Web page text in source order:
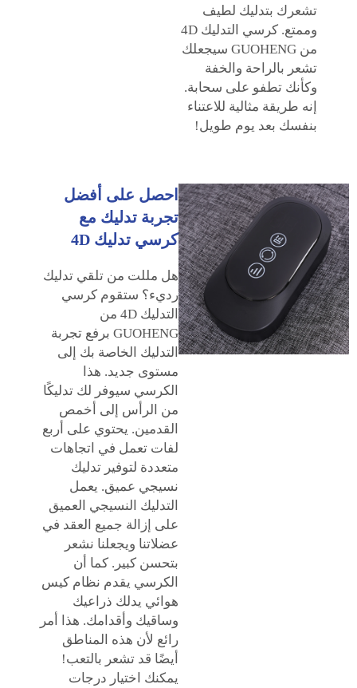
تشعرك بتدليك لطيف
وممتع. كرسي التدليك 4D
من GUOHENG سيجعلك
تشعر بالراحة والخفة
وكأنك تطفو على سحابة.
إنه طريقة مثالية للاعتناء
بنفسك بعد يوم طويل!
احصل على أفضل
تجربة تدليك مع
كرسي تدليك 4D
هل مللت من تلقي تدليك
رديء؟ ستقوم كرسي
التدليك 4D من
GUOHENG برفع تجربة
التدليك الخاصة بك إلى
مستوى جديد. هذا
الكرسي سيوفر لك تدليكًا
من الرأس إلى أخمص
القدمين. يحتوي على أربع
لفات تعمل في اتجاهات
متعددة لتوفير تدليك
نسيجي عميق. يعمل
التدليك النسيجي العميق
على إزالة جميع العقد في
عضلاتنا ويجعلنا نشعر
بتحسن كبير. كما أن
الكرسي يقدم نظام كيس
هوائي يدلك ذراعيك
وساقيك وأقدامك. هذا أمر
رائع لأن هذه المناطق
أيضًا قد تشعر بالتعب!
يمكنك اختيار درجات